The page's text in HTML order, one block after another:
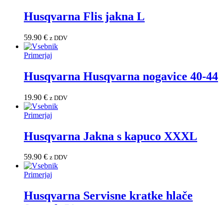
Husqvarna Flis jakna L
59.90 € z DDV
Primerjaj
Husqvarna Husqvarna nogavice 40-44
19.90 € z DDV
Primerjaj
Husqvarna Jakna s kapuco XXXL
59.90 € z DDV
Primerjaj
Husqvarna Servisne kratke hlače